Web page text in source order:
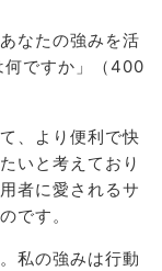
なたの強みを活
何ですか」（400
、より便利で快
いと考えており
者に愛されるサ
です。
私の強みは行動